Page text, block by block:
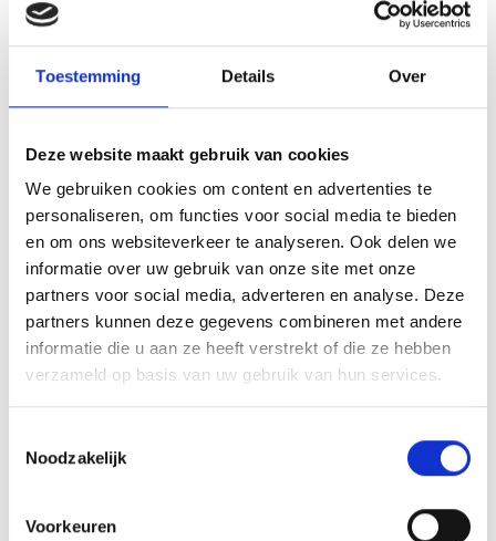
Toestemming Details Over
Deze website maakt gebruik van cookies
We gebruiken cookies om content en advertenties te
personaliseren, om functies voor social media te bieden
en om ons websiteverkeer te analyseren. Ook delen we
informatie over uw gebruik van onze site met onze
partners voor social media, adverteren en analyse. Deze
partners kunnen deze gegevens combineren met andere
informatie die u aan ze heeft verstrekt of die ze hebben
verzameld op basis van uw gebruik van hun services.
Noodzakelijk
Voorkeuren
VITELLO TONNATO VAN DE
SEARWOOD
RECEPT